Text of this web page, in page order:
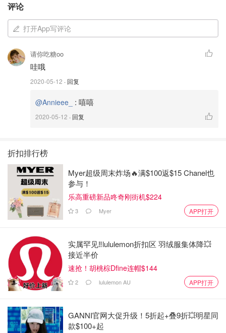
评论
打开App写评论
请你吃糖oo
哇哦
2020-05-12 · 回复
@Annieee_ : 嘻嘻
2020-05-12 · 回复
折扣排行榜
Myer超级周末炸场🔥满$100返$15 Chanel也
参与！
乐高重磅新品咚奇刚街机$224
3 Myer APP打开
实属罕见‼️lululemon折扣区 羽绒服集体降💥
接近半价
速抢！胡桃棕Dfine连帽$144
2 lululemon AU APP打开
GANNI官网大促升级！5折起+叠9折💥明星同
款$100+起